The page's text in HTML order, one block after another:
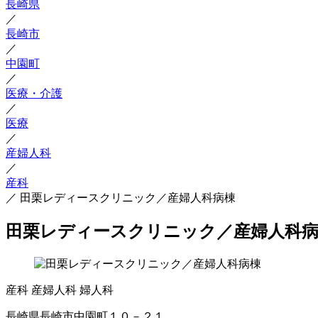
長崎県
／
長崎市
／
中園町
／
医療・介護
／
医療
／
産婦人科
／
産科
／ 田栗レディースクリニック／産婦人科病棟
田栗レディースクリニック／産婦人科
産科 産婦人科 婦人科